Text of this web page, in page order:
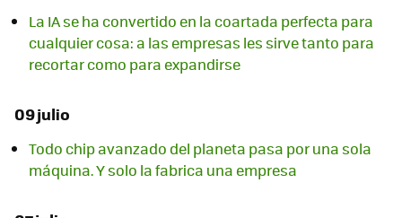
La IA se ha convertido en la coartada perfecta para
cualquier cosa: a las empresas les sirve tanto para
recortar como para expandirse
09 julio
Todo chip avanzado del planeta pasa por una sola
máquina. Y solo la fabrica una empresa